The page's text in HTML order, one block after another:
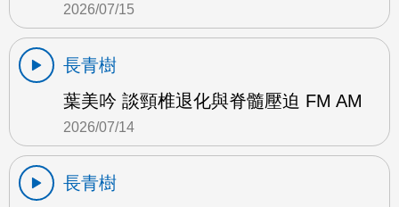
2026/07/15
長青樹
葉美吟 談頸椎退化與脊髓壓迫 FM AM
2026/07/14
長青樹